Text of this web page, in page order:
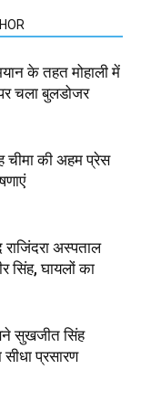
के तहत मोहाली में
चला बुलडोजर
चीमा की अहम प्रेस
अस्पताल
सिंह, घायलों का
सुखजीत सिंह
सीधा प्रसारण